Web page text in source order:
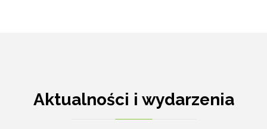
Aktualności i wydarzenia